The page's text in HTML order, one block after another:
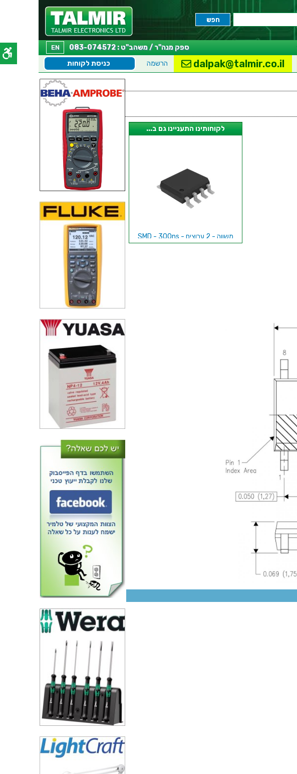
EN
ספק מנה"ר / משהב"ט : 083-074572
כניסת לקוחות הרשמה dalpak@talmir.co.il
לקוחותינו התעניינו גם ב...
- 2V-36V